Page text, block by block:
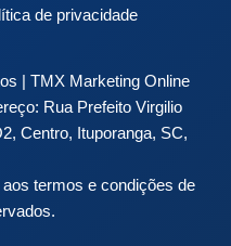
de privacidade
| TMX Marketing Online
Rua Prefeito Virgilio
Centro, Ituporanga, SC,
termos e condições de